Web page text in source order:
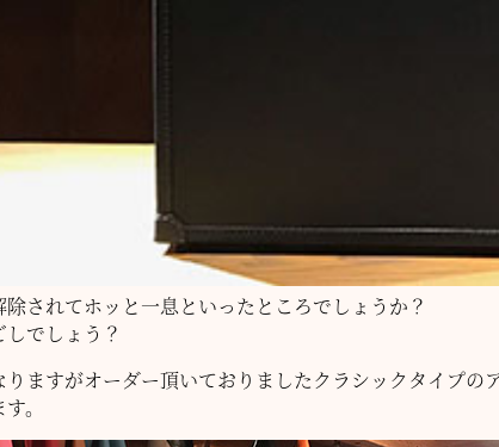
されてホッと一息といったところでしょうか？
でしょう？
りますがオーダー頂いておりましたクラシックタイプ
。